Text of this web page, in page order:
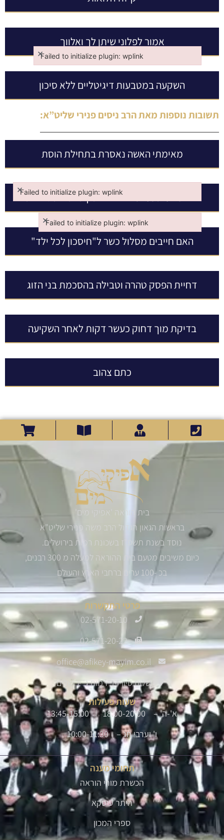
אמור לפלוני שיתן לך ואלווך
השקעה במטבעות דיגיטליים ללא סיכון
תשובות נוספות מאתהרב ניסים פנירי שליט”א:
מאימתי האשה נאסרת בתחילת הוסת
פרישה מתשמיש לאחר הפסקת נטילת גלולות
האם חייבים מסלול כשר ל"חיסכון לכל ילד"
דחיית הפסק טהרה וטבילה בהסכמת בני הזוג
בדיקת מוך דחוק כעשר דקות לאחר השקיעה
כתם צהוב
בית הוראה 'אפיקי מים'
בראשות הגאון הגדול הרב משה פנירי שליט"א
נוסד בשנת תשס"ז בשכונת רמות בירושלים.
כיום משיבים מטעם בית ההוראה למעלה מ 300 רבנים,
בכ -100 ערים ברחבי הארץ והעולם
פרטי התקשרות
02-571-20-10
02-571-20-22
office@afikey-mayim.co.il
שלום סיון 14, רמות ג' ירושלים
שעות פעילות
א'-ה' – 18:00-20:00 | 13:45-15:00
ו' וערבי חג – 10:00-11:30
תחומי מענה
הכשרת מורי הוראה
היתר עיסקא
ספרי המכון
Failed to initialize plugin: wplink
×
Failed to initialize plugin: wplink
Failed to initialize plugin: wplink
×
Failed to initialize plugin: wplink
Failed to initialize plugin: wplink
×
Failed to initialize plugin: wplink